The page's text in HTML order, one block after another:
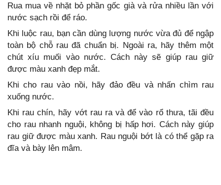
Rua mua về nhặt bỏ phần gốc già và rửa nhiều lần với
nước sạch rồi để ráo.
Khi luộc rau, bạn cần dùng lượng nước vừa đủ để ngập
toàn bộ chỗ rau đã chuẩn bị. Ngoài ra, hãy thêm một
chút xíu muối vào nước. Cách này sẽ giúp rau giữ
được màu xanh đẹp mắt.
Khi cho rau vào nồi, hãy đảo đều và nhấn chìm rau
xuống nước.
Khi rau chín, hãy vớt rau ra và để vào rổ thưa, tãi đều
cho rau nhanh nguội, không bị hấp hơi. Cách này giúp
rau giữ được màu xanh. Rau nguội bớt là có thể gặp ra
đĩa và bày lên mâm.